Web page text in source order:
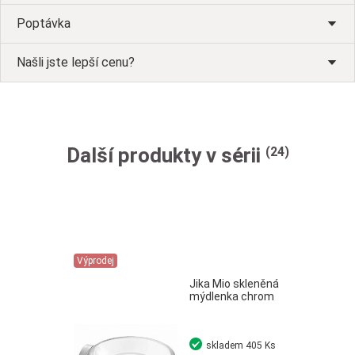
Poptávka
Našli jste lepší cenu?
Další produkty v sérii (24)
Výprodej
Jika Mio skleněná
mýdlenka chrom
skladem 405 Ks